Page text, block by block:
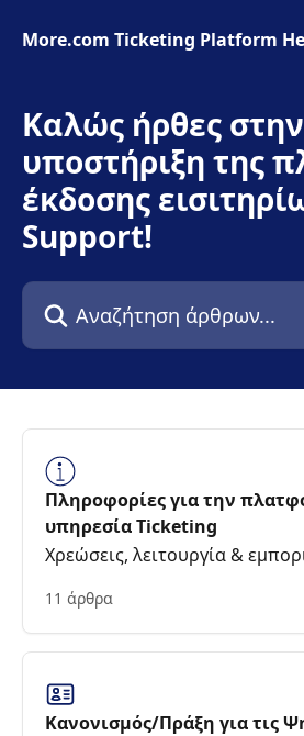
More.com Ticketing Platform
Καλώς ήρθες στην
υποστήριξη της
έκδοσης
Support!
Αναζήτηση άρθρων...
Πληροφορίες για την
υπηρεσία Ticketing
Χρεώσεις, λειτουργία &
11 άρθρα
Κανονισμός/Πράξη για τις